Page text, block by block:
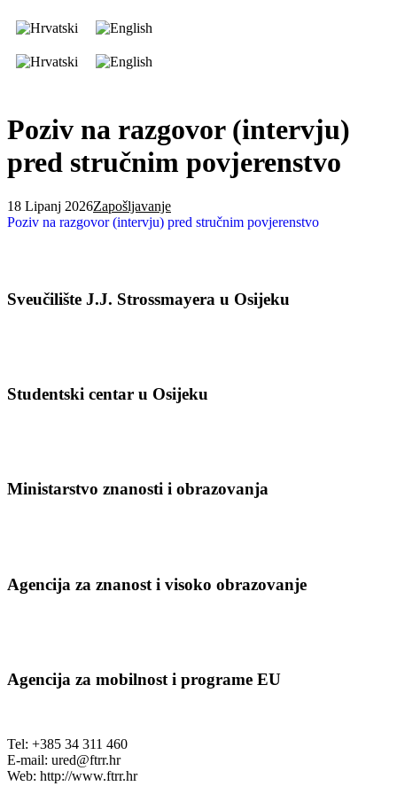
Poziv na razgovor (intervju)
pred stručnim povjerenstvo
18 Lipanj 2026Zapošljavanje
Poziv na razgovor (intervju) pred stručnim povjerenstvo
Sveučilište J.J. Strossmayera u Osijeku
Studentski centar u Osijeku
Ministarstvo znanosti i obrazovanja
Agencija za znanost i visoko obrazovanje
Agencija za mobilnost i programe EU
Tel: +385 34 311 460
E-mail: ured@ftrr.hr
Web: http://www.ftrr.hr